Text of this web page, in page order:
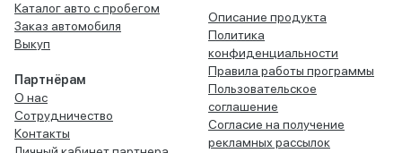
Каталог авто с пробегом
Заказ автомобиля
Выкуп
Партнёрам
О нас
Сотрудничество
Контакты
Описание продукта
Политика
конфиденциальности
Правила работы программы
Пользовательское
соглашение
Согласие на получение
рекламных рассылок